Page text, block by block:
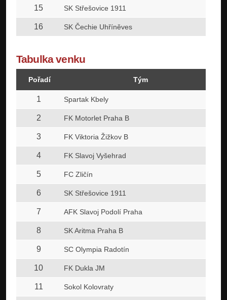
15 SK Střešovice 1911
16 SK Čechie Uhříněves
Tabulka venku
Pořadí Tým
1 Spartak Kbely
2 FK Motorlet Praha B
3 FK Viktoria Žižkov B
4 FK Slavoj Vyšehrad
5 FC Zličín
6 SK Střešovice 1911
7 AFK Slavoj Podolí Praha
8 SK Aritma Praha B
9 SC Olympia Radotín
10 FK Dukla JM
11 Sokol Kolovraty